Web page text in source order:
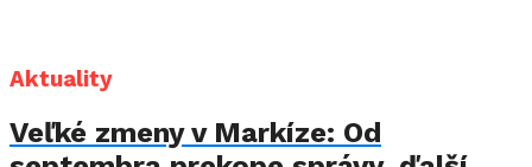
Aktuality
Veľké zmeny v Markíze: Od